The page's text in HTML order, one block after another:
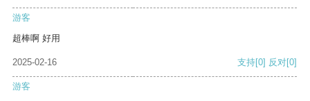
游客
超棒啊 好用
2025-02-16 支持[0] 反对[0]
游客